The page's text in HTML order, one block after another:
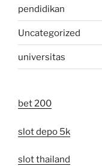
pendidikan
Uncategorized
universitas
bet 200
slot depo 5k
slot thailand